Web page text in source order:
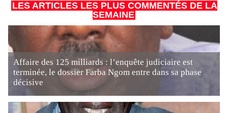
LES ARTICLES LES PLUS COMMENTÉS DE LA
SEMAINE
Affaire des 125 milliards : l’enquête judiciaire est
terminée, le dossier Farba Ngom entre dans sa phase
décisive